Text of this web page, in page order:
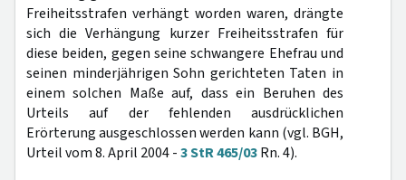
Freiheitsstrafen verhängt worden waren, drängte
sich die Verhängung kurzer Freiheitsstrafen für
diese beiden, gegen seine schwangere Ehefrau und
seinen minderjährigen Sohn gerichteten Taten in
einem solchen Maße auf, dass ein Beruhen des
Urteils auf der fehlenden ausdrücklichen
Erörterung ausgeschlossen werden kann (vgl. BGH,
Urteil vom 8. April 2004 -3 StR 465/03Rn. 4).